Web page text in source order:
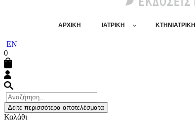
ΑΡΧΙΚΗ ΙΑΤΡΙΚΗ ΚΤΗΝΙΑΤΡΙΚΗ
EN
0
Δείτε περισσότερα αποτελέσματα
Καλάθι